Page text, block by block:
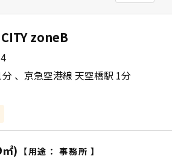
zoneB
京急空港線 天空橋駅 1分
) 【用途：事務所 】